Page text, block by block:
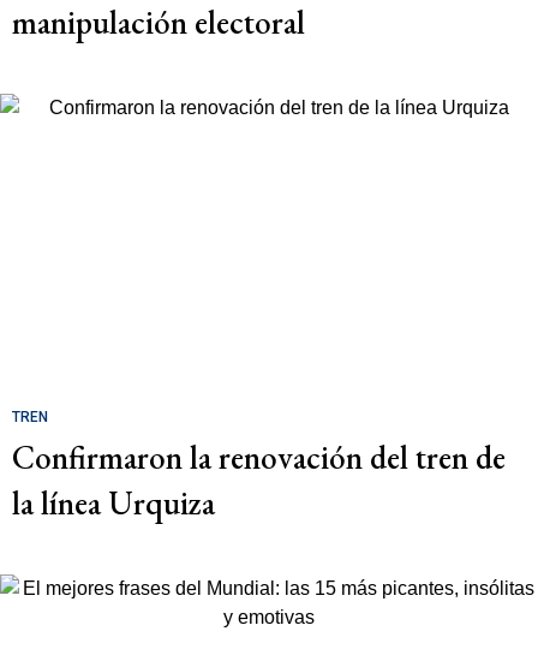
manipulación electoral
TREN
Confirmaron la renovación del tren de
la línea Urquiza